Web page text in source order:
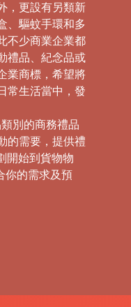
，更設有另類新
、驅蚊手環和多
不少商業企業都
禮品、紀念品或
業商標，希望將
常生活當中，發
別的商務禮品
的需要，提供禮
開始到貨物物
你的需求及預